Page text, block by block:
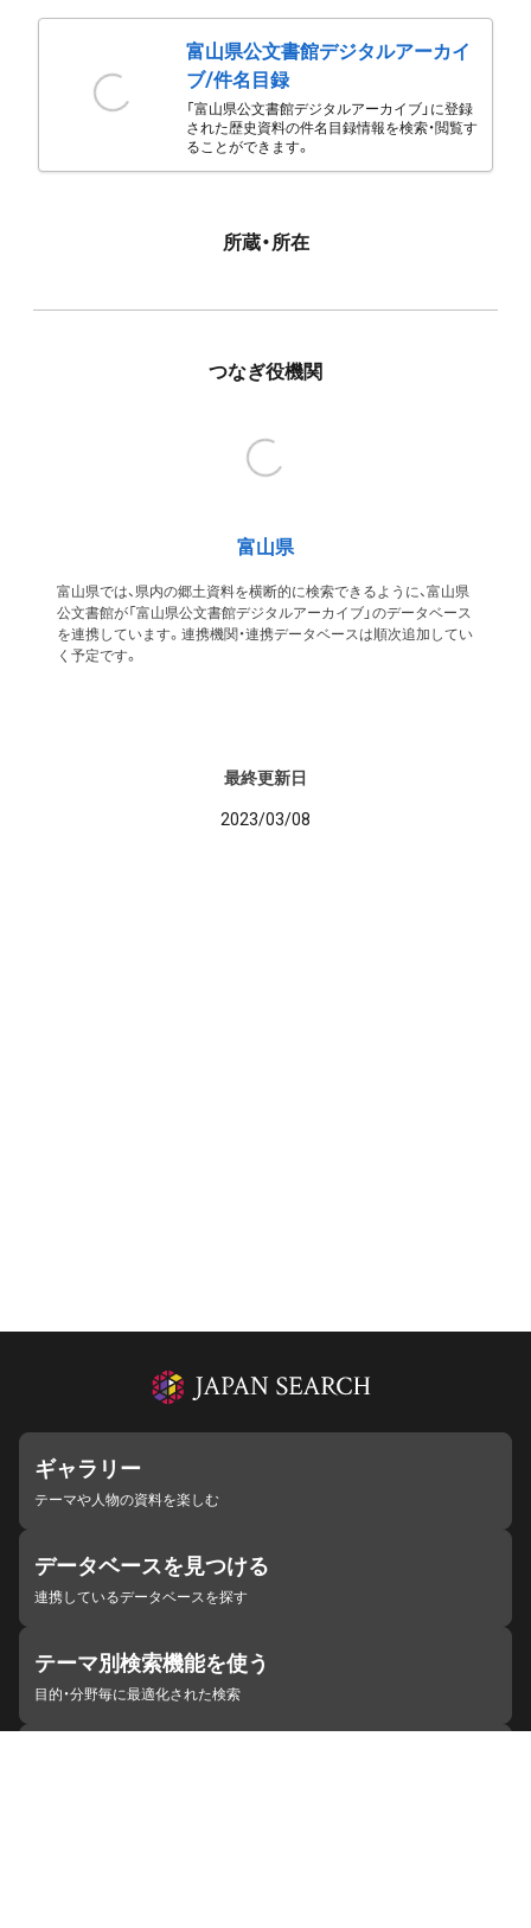
富山県公文書館デジタルアーカイ
ブ/件名目録
「富山県公文書館デジタルアーカイブ」に登録
された歴史資料の件名目録情報を検索・閲覧す
ることができます。
所蔵・所在
つなぎ役機関
富山県
富山県では、県内の郷土資料を横断的に検索できるように、富山県
公文書館が「富山県公文書館デジタルアーカイブ」のデータベース
を連携しています。連携機関・連携データベースは順次追加してい
く予定です。
最終更新日
2023/03/08
ギャラリー
テーマや人物の資料を楽しむ
データベースを見つける
連携しているデータベースを探す
テーマ別検索機能を使う
目的・分野毎に最適化された検索